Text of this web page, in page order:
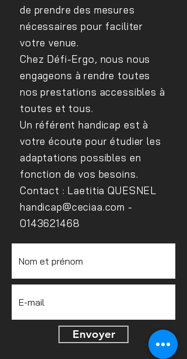
de prendre des mesures
nécessaires pour faciliter
votre venue.
Chez Défi-Ergo, nous nous
engageons à rendre toutes
nos prestations accessibles à
toutes et tous.
Un référent handicap est à
votre écoute pour étudier les
adaptations possibles en
fonction de vos besoins.
Contact : Laetitia QUESNEL
handicap@ceciaa.com -
0143621468
Envoyer